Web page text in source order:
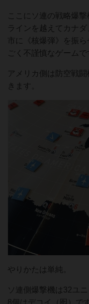
ここにソ連の戦略爆
ラインを越えてカナ
市に《核爆弾》を振
ごく不謹慎なゲームで
アメリカ側は防空戦
きます。
やりかたは単純。
ソ連側爆撃機は32ユ
8個はデコイ（囮）で